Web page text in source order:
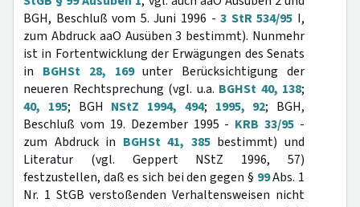
BGH, Beschluß vom 5. Juni 1996 -3 StR 534/95 I,
zum Abdruck aaO Ausüben 3 bestimmt). Nunmehr
ist in Fortentwicklung der Erwägungen des Senats
in BGHSt 28, 169unter Berücksichtigung der
neueren Rechtsprechung (vgl. u.a. BGHSt 40, 138;
40, 195; BGH NStZ 1994, 494; 1995, 92; BGH,
Beschluß vom 19. Dezember 1995 - KRB 33/95 -
zum Abdruck in BGHSt 41, 385bestimmt) und
Literatur (vgl. Geppert NStZ 1996, 57)
festzustellen, daß es sich bei den gegen § 99Abs. 1
Nr. 1 StGB verstoßenden Verhaltensweisen nicht